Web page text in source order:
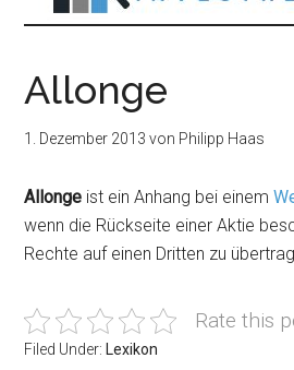
Allonge
1. Dezember 2013 von Philipp Haas
Allonge ist ein Anhang bei einem
wenn die Rückseite einer Aktie
Rechte auf einen Dritten zu
Rate this
Filed Under: Lexikon